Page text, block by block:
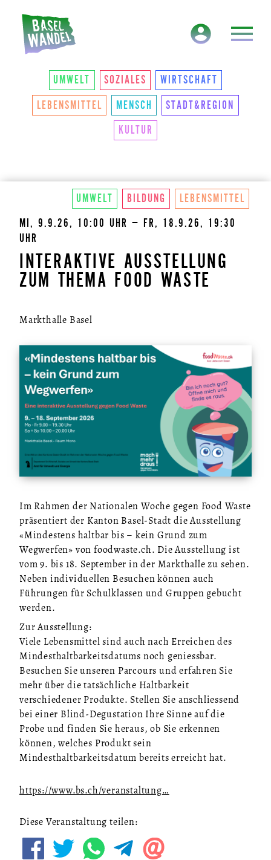
HAUPTNAVIGATION
THEMEN
UMWELT SOZIALES WIRTSCHAFT
LEBENSMITTEL MENSCH STADT&REGION
KULTUR
UMWELT BILDUNG LEBENSMITTEL
MI, 9.9.26, 10:00 UHR – FR, 18.9.26, 19:30
UHR
INTERAKTIVE AUSSTELLUNG
ZUM THEMA FOOD WASTE
Markthalle Basel
Im Rahmen der Nationalen Woche gegen Food Waste
präsentiert der Kanton Basel-Stadt die Ausstellung
«Mindestens haltbar bis – kein Grund zum
Wegwerfen» von foodwaste.ch. Die Ausstellung ist
vom 9. bis 18. September in der Markthalle zu sehen.
Neben individuellen Besuchen können auch
Führungen für Schulklassen und Gruppen gebucht
werden.
Zur Ausstellung:
Viele Lebensmittel sind auch nach Erreichen des
Mindesthaltbarkeitsdatums noch geniessbar.
Besuchen Sie unseren Parcours und erfahren Sie
mehr über die tatsächliche Haltbarkeit
verschiedener Produkte. Stellen Sie anschliessend
bei einer Blind-Degustation Ihre Sinne auf die
Probe und finden Sie heraus, ob Sie erkennen
können, welches Produkt sein
Mindesthaltbarkeitsdatum bereits erreicht hat.
https://www.bs.ch/veranstaltung…
Diese Veranstaltung teilen: